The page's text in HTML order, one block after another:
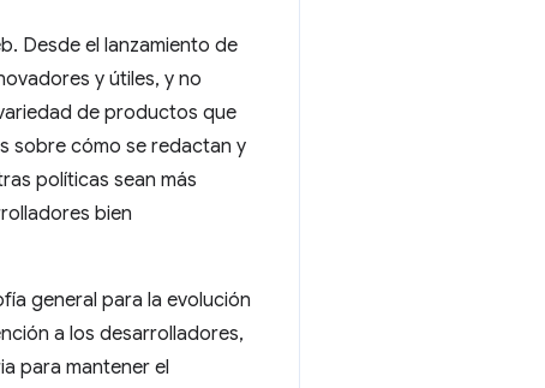
Desde el lanzamiento de
y útiles, y no
de productos que
sobre cómo se redactan y
políticas sean más
bien
general para la evolución
a los desarrolladores,
para mantener el